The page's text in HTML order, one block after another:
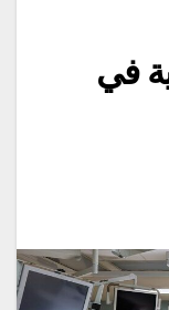
في